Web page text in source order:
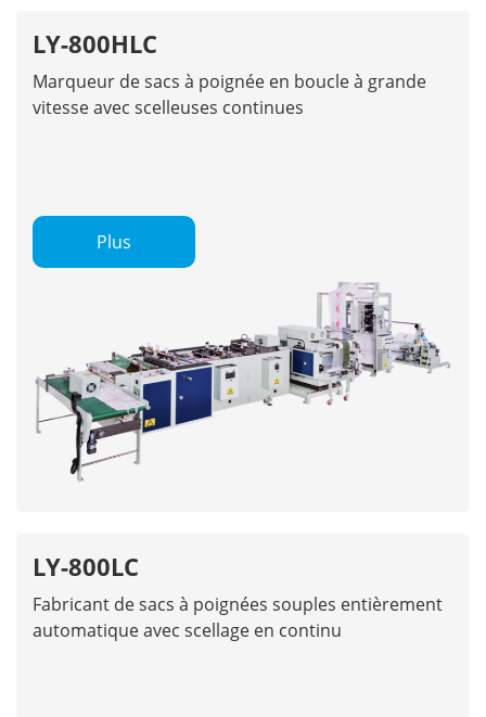
LY-800HLC
Marqueur de sacs à poignée en boucle à grande
vitesse avec scelleuses continues
Plus
LY-800LC
Fabricant de sacs à poignées souples entièrement
automatique avec scellage en continu